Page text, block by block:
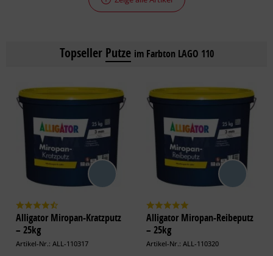
Topseller Putze im Farbton LAGO 110
Alligator Miropan-Kratzputz
– 25kg
Artikel-Nr.: ALL-110317
Alligator Miropan-Reibeputz
– 25kg
Artikel-Nr.: ALL-110320